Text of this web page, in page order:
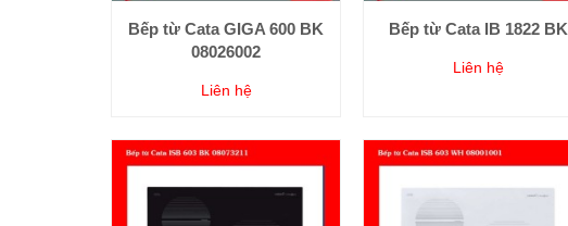
Bếp từ Cata GIGA 600 BK
08026002
Liên hệ
Bếp từ Cata IB 1822 BK
Liên hệ